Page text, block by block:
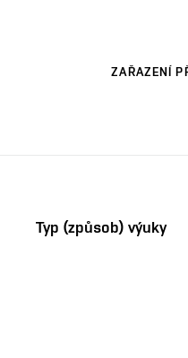
ZAŘAZENÍ
Typ (způsob) výuky